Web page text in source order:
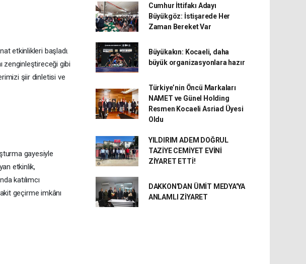
etkinlikleri başladı.
zenginleştireceği gibi
şiir dinletisi ve
gayesiyle
etkinlik,
katılımcı
geçirme imkânı
Cumhur İttifakı Adayı
Büyükgöz: İstişarede Her
Zaman Bereket Var
Büyükakın: Kocaeli, daha
büyük organizasyonlara hazır
Türkiye’nin Öncü Markaları
NAMET ve Günel Holding
Resmen Kocaeli Asriad Üyesi
Oldu
YILDIRIM ADEM DOĞRUL
TAZİYE CEMİYET EVİNİ
ZİYARET ETTİ!
DAKKON'DAN ÜMİT MEDYA'YA
ANLAMLI ZİYARET